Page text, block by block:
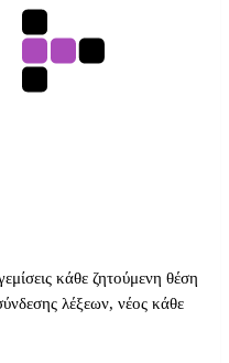
κάθε ζητούμενη θέση
λέξεων, νέος κάθε